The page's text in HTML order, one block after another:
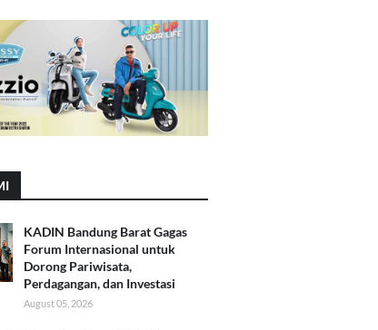
KADIN Bandung Barat Gagas
Forum Internasional untuk
Dorong Pariwisata,
Perdagangan, dan Investasi
August 05, 2026